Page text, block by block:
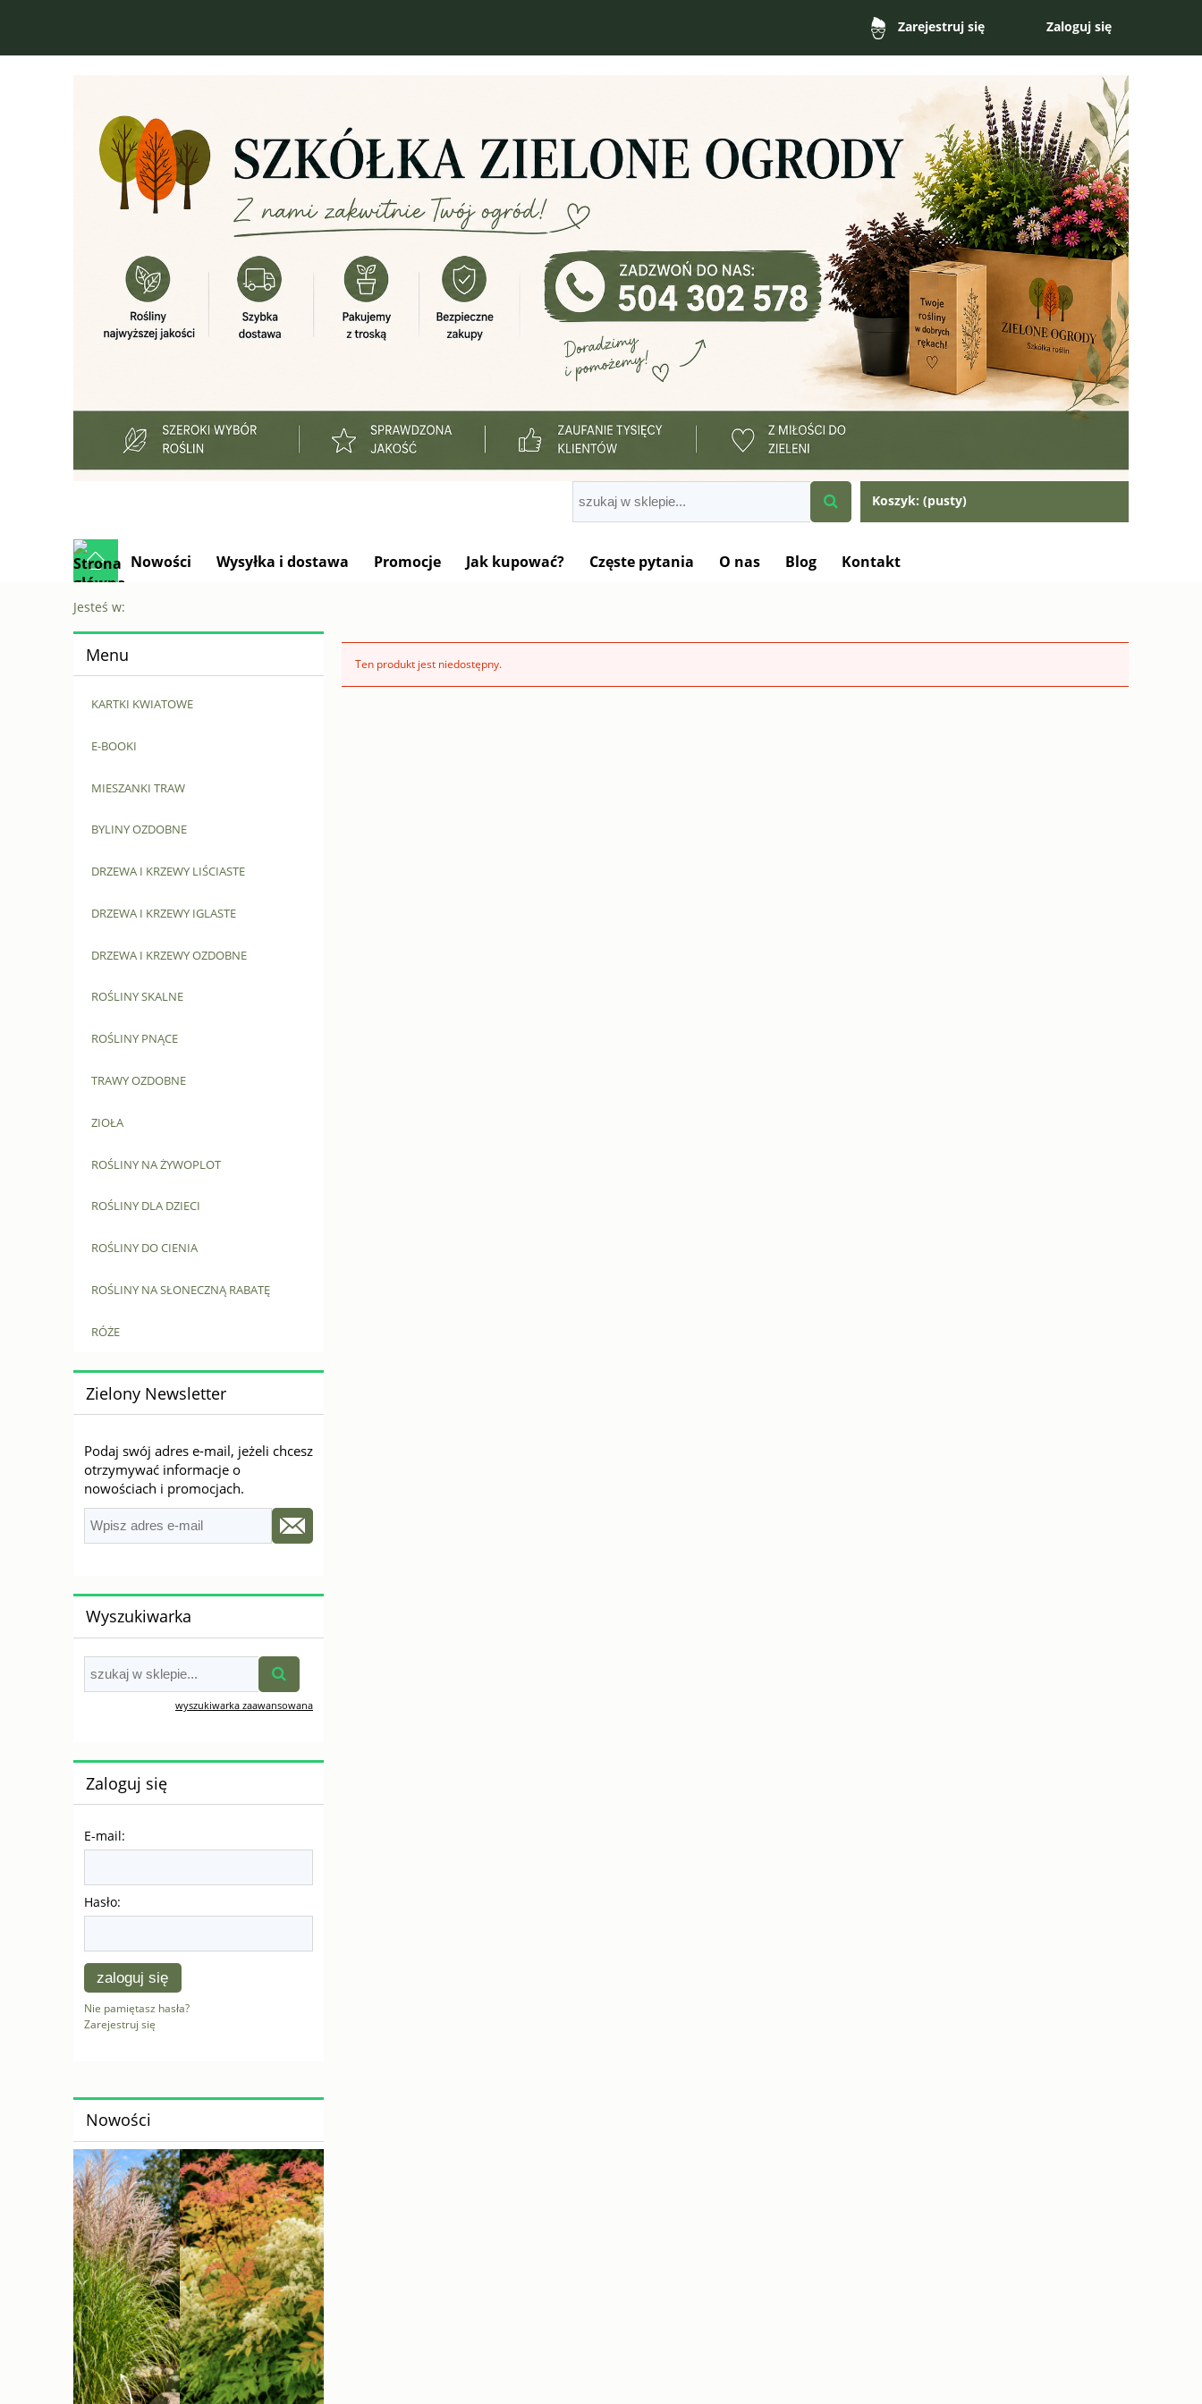
Zarejestruj się Zaloguj się
Koszyk: (pusty)
Nowości Wysyłka i dostawa Promocje Jak kupować? Częste pytania O nas Blog Kontakt
Jesteś w:
Menu
KARTKI KWIATOWE
E-BOOKI
MIESZANKI TRAW
BYLINY OZDOBNE
DRZEWA I KRZEWY LIŚCIASTE
DRZEWA I KRZEWY IGLASTE
DRZEWA I KRZEWY OZDOBNE
ROŚLINY SKALNE
ROŚLINY PNĄCE
TRAWY OZDOBNE
ZIOŁA
ROŚLINY NA ŻYWOPLOT
ROŚLINY DLA DZIECI
ROŚLINY DO CIENIA
ROŚLINY NA SŁONECZNĄ RABATĘ
RÓŻE
Zielony Newsletter
Podaj swój adres e-mail, jeżeli chcesz
otrzymywać informacje o
nowościach i promocjach.
Wyszukiwarka
wyszukiwarka zaawansowana
Zaloguj się
E-mail:
Hasło:
zaloguj się
Nie pamiętasz hasła?
Zarejestruj się
Nowości
Ten produkt jest niedostępny.